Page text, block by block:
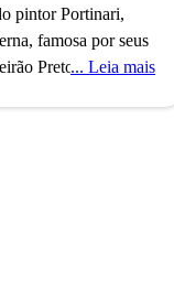
pintor Portinari,
famosa por seus
Preto, fundada
21º maior PIB do
e estudantes
Leia mais